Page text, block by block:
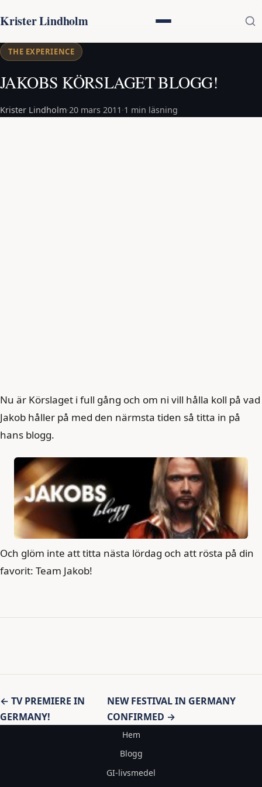
Krister Lindholm
THE EXPERIENCE
JAKOBS KÖRSLAGET BLOGG!
Krister Lindholm·20 mars 2011 ·1 min läsning
Nu är Körslaget i full gång och om ni vill hålla koll på vad
Jakob håller på med den närmsta tiden så titta in på
hans blogg.
Och glöm inte att titta nästa lördag och att rösta på din
favorit: Team Jakob!
Inläggsnavigering
← TV PREMIERE IN
GERMANY!
NEW FESTIVAL IN GERMANY
CONFIRMED →
Hem
Blogg
GI-livsmedel